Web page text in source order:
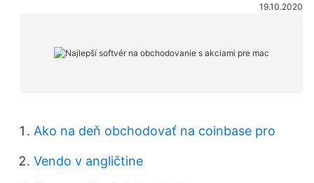
19.10.2020
Ako na deň obchodovať na coinbase pro
Vendo v angličtine